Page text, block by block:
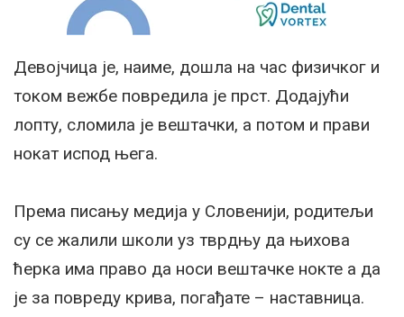
Девојчица је, наиме, дошла на час физичког и
током вежбе повредила је прст. Додајући
лопту, сломила је вештачки, а потом и прави
нокат испод њега.
Према писању медија у Словенији, родитељи
су се жалили школи уз тврдњу да њихова
ћерка има право да носи вештачке нокте а да
је за повреду крива, погађате – наставница.